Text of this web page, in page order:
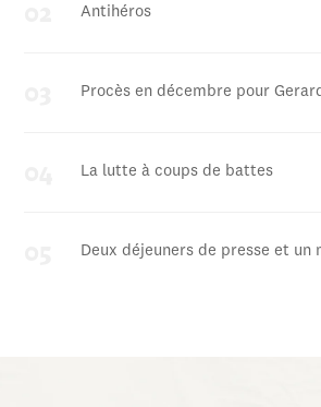
Antihéros
Procès en décembre pour
La lutte à coups de battes
Deux déjeuners de presse et